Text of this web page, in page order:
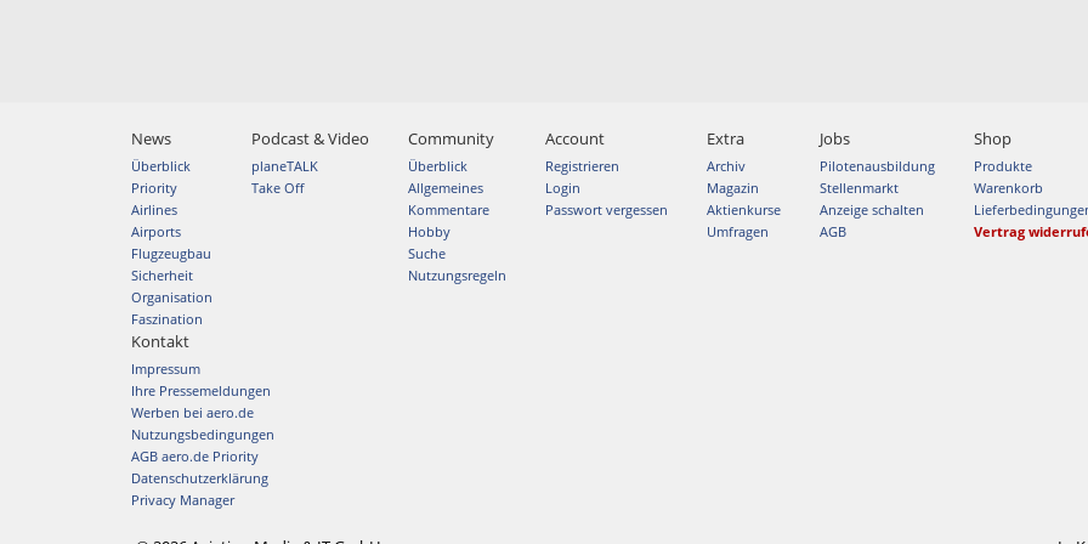
News
Überblick
Priority
Airlines
Airports
Flugzeugbau
Sicherheit
Organisation
Faszination
Podcast & Video
planeTALK
Take Off
Community
Überblick
Allgemeines
Kommentare
Hobby
Suche
Nutzungsregeln
Account
Registrieren
Login
Passwort vergessen
Extra
Archiv
Magazin
Aktienkurse
Umfragen
Jobs
Pilotenausbildung
Stellenmarkt
Anzeige schalten
AGB
Shop
Produkte
Warenkorb
Vertrag
Kontakt
Impressum
Ihre Pressemeldungen
Werben bei aero.de
Nutzungsbedingungen
AGB aero.de Priority
Datenschutzerklärung
Privacy Manager